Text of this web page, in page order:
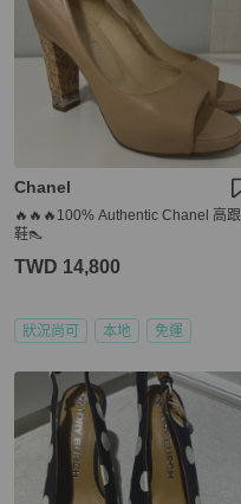
Chanel
🔥🔥🔥100% Authentic Chanel 高跟
鞋👠
TWD 14,800
狀況尚可 本地 免運